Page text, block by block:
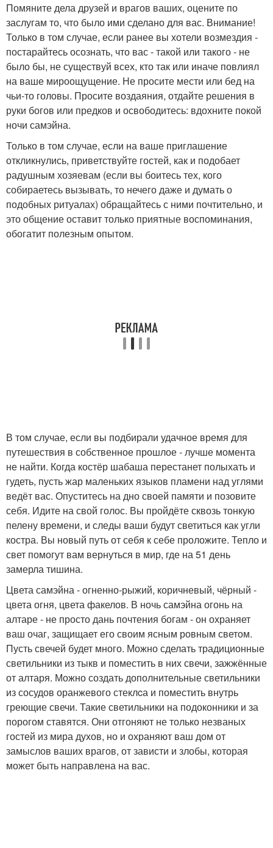
Помяните дела друзей и врагов ваших, оцените по
заслугам то, что было ими сделано для вас. Внимание!
Только в том случае, если ранее вы хотели возмездия -
постарайтесь осознать, что вас - такой или такого - не
было бы, не существуй всех, кто так или иначе повлиял
на ваше мироощущение. Не просите мести или бед на
чьи-то головы. Просите воздаяния, отдайте решения в
руки богов или предков и освободитесь: вдохните покой
ночи самэйна.
Только в том случае, если на ваше приглашение
откликнулись, приветствуйте гостей, как и подобает
радушным хозяевам (если вы боитесь тех, кого
собираетесь вызывать, то нечего даже и думать о
подобных ритуалах) обращайтесь с ними почтительно, и
это общение оставит только приятные воспоминания,
обогатит полезным опытом.
В том случае, если вы подбирали удачное время для
путешествия в собственное прошлое - лучше момента
не найти. Когда костёр шабаша перестанет полыхать и
гудеть, пусть жар маленьких языков пламени над углями
ведёт вас. Опуститесь на дно своей памяти и позовите
себя. Идите на свой голос. Вы пройдёте сквозь тонкую
пелену времени, и следы ваши будут светиться как угли
костра. Вы новый путь от себя к себе проложите. Тепло и
свет помогут вам вернуться в мир, где на 51 день
замерла тишина.
Цвета самэйна - огненно-рыжий, коричневый, чёрный -
цвета огня, цвета факелов. В ночь самэйна огонь на
алтаре - не просто дань почтения богам - он охраняет
ваш очаг, защищает его своим ясным ровным светом.
Пусть свечей будет много. Можно сделать традиционные
светильники из тыкв и поместить в них свечи, зажжённые
от алтаря. Можно создать дополнительные светильники
из сосудов оранжевого стеклcа и поместить внутрь
греющие свечи. Такие светильники на подоконники и за
порогом ставятся. Они отгоняют не только незваных
гостей из мира духов, но и охраняют ваш дом от
замыслов ваших врагов, от зависти и злобы, которая
может быть направлена на вас.